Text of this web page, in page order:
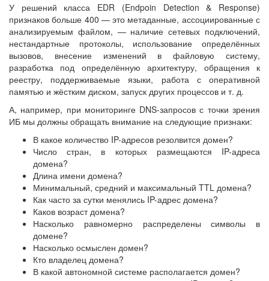
У решений класса EDR (Endpoin Detection & Response)
признаков больше 400 — это метаданные, ассоциированные с
анализируемым файлом, — наличие сетевых подключений,
нестандартные протоколы, использование определённых
вызовов, внесение изменений в файловую систему,
разработка под определённую архитектуру, обращения к
реестру, поддерживаемые языки, работа с оперативной
памятью и жёстким диском, запуск других процессов и т. д.
А, например, при мониторинге DNS-запросов с точки зрения
ИБ мы должны обращать внимание на следующие признаки:
В какое количество IP-адресов резолвится домен?
Число стран, в которых размещаются IP-адреса
домена?
Длина имени домена?
Минимальный, средний и максимальный TTL домена?
Как часто за сутки менялись IP-адрес домена?
Каков возраст домена?
Насколько равномерно распределены символы в
домене?
Насколько осмыслен домен?
Кто владелец домена?
В какой автономной системе располагается домен?